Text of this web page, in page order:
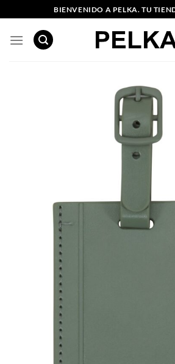
al
contenido
BIENVENIDO A PELKA. TU